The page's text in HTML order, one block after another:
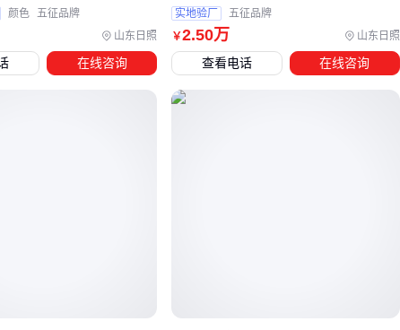
四、三轮车买完后，还需要考虑哪些配件？
采购主车只是开始，这些配套直接影响使用体验：
：原装胎往往不耐磨，工地建议换人字纹
山东日照
颜色 五征品牌
在线咨询
￥2.50万 山东日照
实地验厂 五征品牌
查看电话 在线咨询